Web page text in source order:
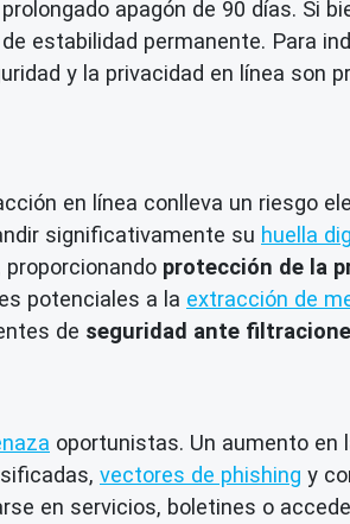
apagón de 90 días. Si
estabilidad permanente. Para
y la privacidad en línea son
en línea conlleva un riesgo
significativamente su huella
protección de la
potenciales a la extracción de
de seguridad ante
oportunistas. Un aumento en
vectores de phishing y
en servicios, boletines o